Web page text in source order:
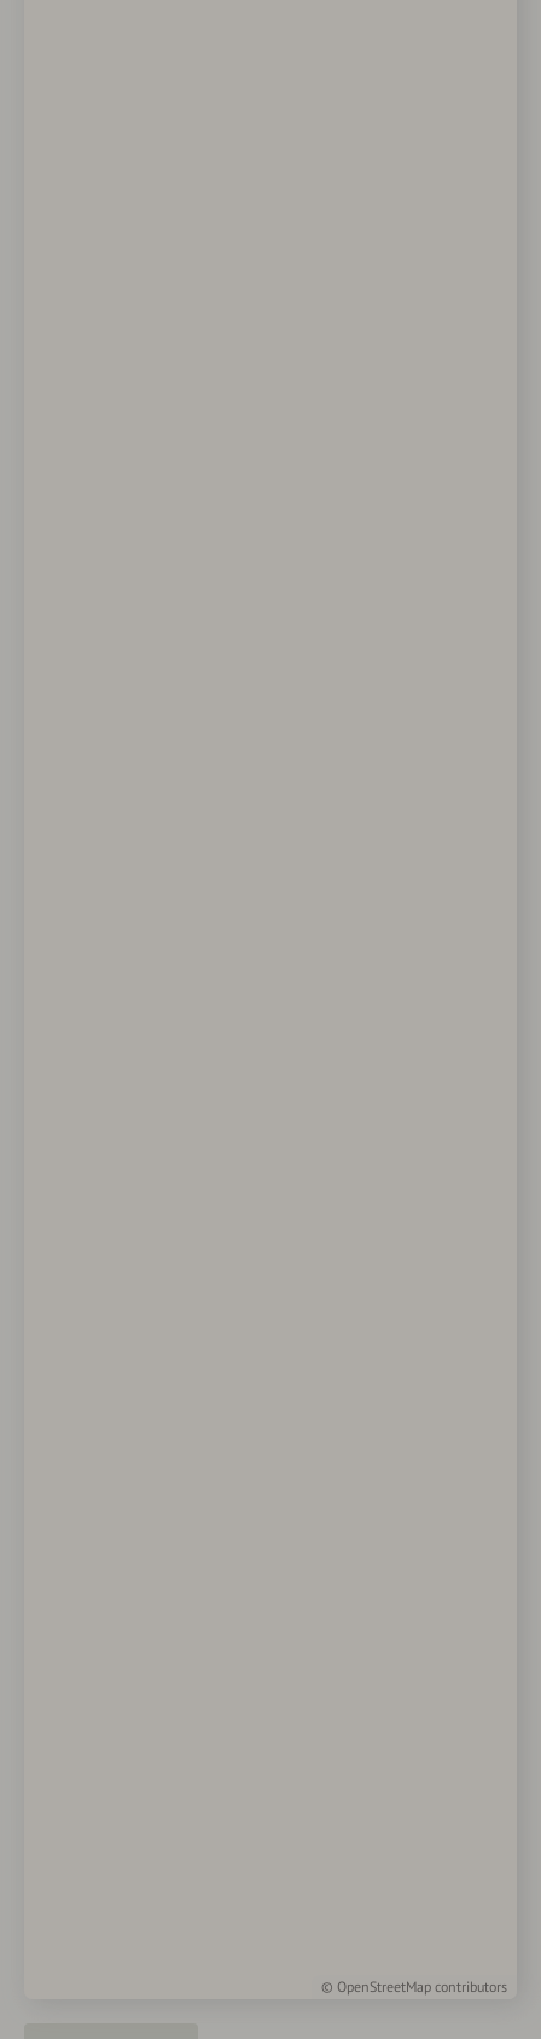
© OpenStreetMap contributors